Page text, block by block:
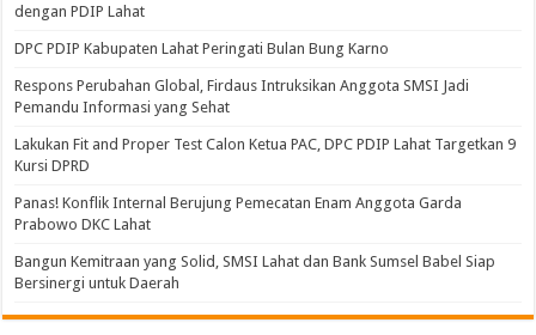
dengan PDIP Lahat
DPC PDIP Kabupaten Lahat Peringati Bulan Bung Karno
Respons Perubahan Global, Firdaus Intruksikan Anggota SMSI Jadi
Pemandu Informasi yang Sehat
Lakukan Fit and Proper Test Calon Ketua PAC, DPC PDIP Lahat Targetkan 9
Kursi DPRD
Panas! Konflik Internal Berujung Pemecatan Enam Anggota Garda
Prabowo DKC Lahat
Bangun Kemitraan yang Solid, SMSI Lahat dan Bank Sumsel Babel Siap
Bersinergi untuk Daerah